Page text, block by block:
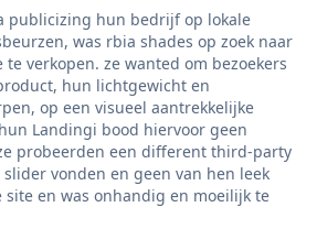
publicizing hun bedrijf op lokale
was rbia shades op zoek naar
verkopen. ze wanted om bezoekers
hun lichtgewicht en
op een visueel aantrekkelijke
Landingi bood hiervoor geen
probeerden een different third-party
vonden en geen van hen leek
site en was onhandig en moeilijk te